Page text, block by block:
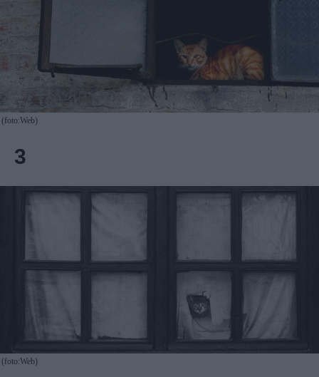
(foto:Web)
3
(foto:Web)